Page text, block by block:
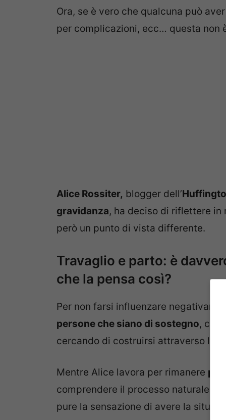
Ora, se è vero che qualcuna può
per complicazioni, ecc… questa non
Alice Rossiter, blogger dell’
gravidanza, ha deciso di riflettere in
però un punto di vista differente.
Travaglio e parto: è
che la pensa così?
Per non farsi influenzare
persone che siano di sostegno, con
cercando di costruirsi attraverso
Mentre Alice lavora per rimanere
comprendere il processo naturale
pure la sensazione di avere la